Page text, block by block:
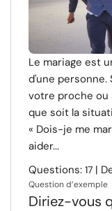
Le mariage est
d'une personne.
votre proche ou
que soit la
« Dois-je me
aider...
Questions: 17 |
Question d’exemple
Diriez-vous